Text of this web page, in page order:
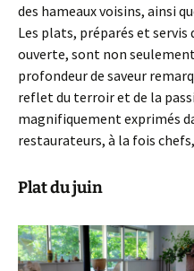
des hameaux voisins, ainsi
Les plats, préparés et servis
ouverte, sont non
profondeur de saveur
reflet du terroir et de la
magnifiquement exprimés
restaurateurs, à la fois
Plat du juin